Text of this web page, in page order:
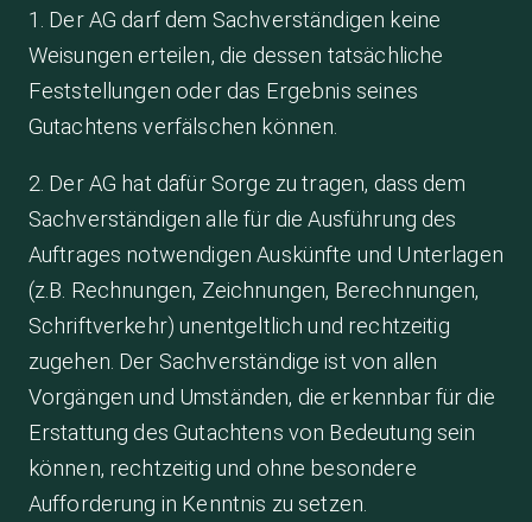
1. Der AG darf dem Sachverständigen keine
Weisungen erteilen, die dessen tatsächliche
Feststellungen oder das Ergebnis seines
Gutachtens verfälschen können.
2. Der AG hat dafür Sorge zu tragen, dass dem
Sachverständigen alle für die Ausführung des
Auftrages notwendigen Auskünfte und Unterlagen
(z.B. Rechnungen, Zeichnungen, Berechnungen,
Schriftverkehr) unentgeltlich und rechtzeitig
zugehen. Der Sachverständige ist von allen
Vorgängen und Umständen, die erkennbar für die
Erstattung des Gutachtens von Bedeutung sein
können, rechtzeitig und ohne besondere
Aufforderung in Kenntnis zu setzen.